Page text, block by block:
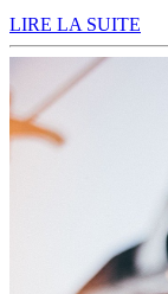
LIRE LA SUITE